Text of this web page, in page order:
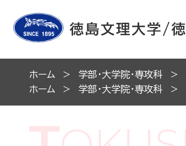
ホーム 学部・大学院・専攻科
ホーム
学部・大学院・専攻科